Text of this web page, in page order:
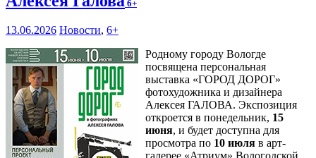
6+
13.06.2026 Новости, 6+
Родному городу Вологде
посвящена персональная
выставка «ГОРОД ДОРОГ»
фотохудожника и дизайнера
Алексея ГАЛОВА. Экспозиция
откроется в понедельник, 15
июня, и будет доступна для
просмотра по 10 июля в арт-